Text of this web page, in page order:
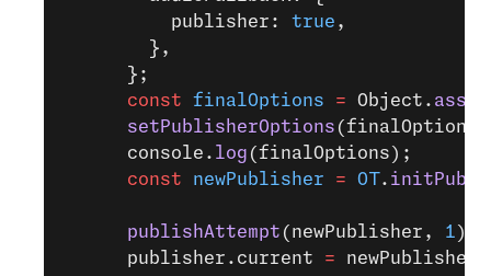
          publisher:
true ,
        },
      };
      const
finalOptions = Object.
      setPublisherOptions
      console.
log (finalOptions);
      const
newPublisher = OT.
      publishAttempt
(newPublisher, 1 );
      publisher.current
= newPublisher;